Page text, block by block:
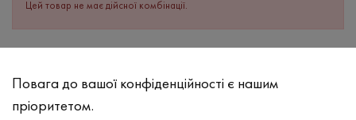
Цей товар не має дійсної комбінації.
Чудове поєднання базового стилю та комфорту для вашого
повсякденного гардероба в чоловічих синіх штанах. Виріб має
Повага до вашої конфіденційності є нашим
пріоритетом.